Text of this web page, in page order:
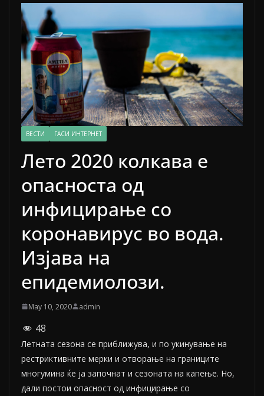
ВЕСТИ ГАСИ ИНТЕРНЕТ
Лето 2020 колкава е
опасноста од
инфицирање со
коронавирус во вода.
Изјава на
епидемиолози.
May 10, 2020 admin
48
Летната сезона се приближува, и по укинување на
рестриктивните мерки и отворање на границите
многумина ќе ја започнат и сезоната на капење. Но,
дали постои опасност од инфицирање со